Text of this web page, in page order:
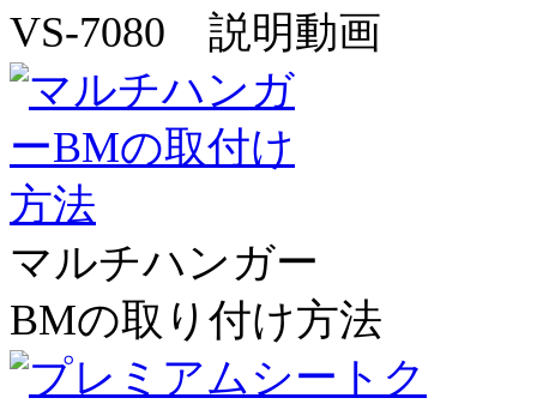
VS-7080 説明動画
マルチハンガー
BMの取り付け方法